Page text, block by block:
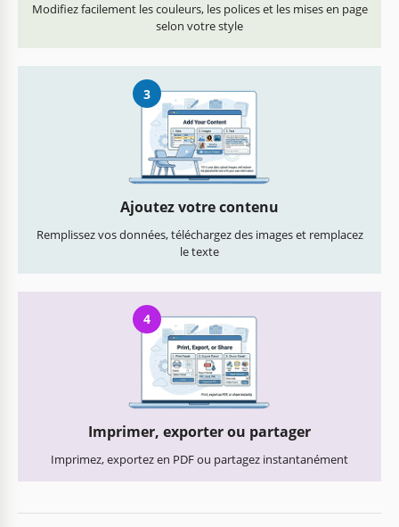
Modifiez facilement les couleurs, les polices et les mises en page
selon votre style
3
Ajoutez votre contenu
Remplissez vos données, téléchargez des images et remplacez
le texte
4
Imprimer, exporter ou partager
Imprimez, exportez en PDF ou partagez instantanément